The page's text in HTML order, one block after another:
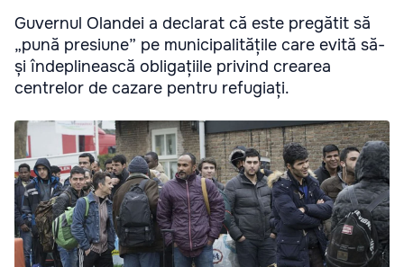
Guvernul Olandei a declarat că este pregătit să
„pună presiune” pe municipalitățile care evită să-
și îndeplinească obligațiile privind crearea
centrelor de cazare pentru refugiați.